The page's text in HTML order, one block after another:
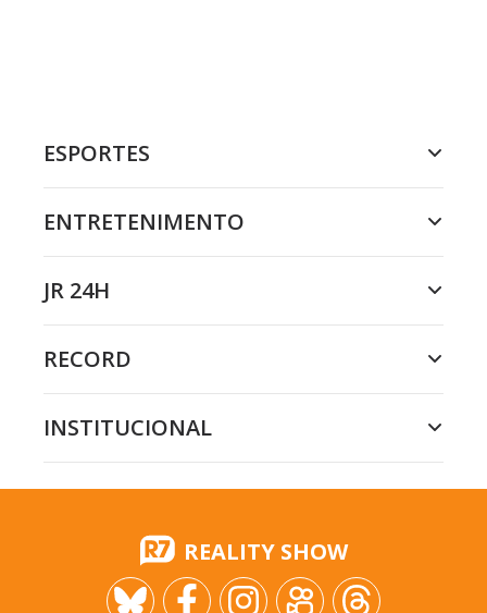
ESPORTES
ENTRETENIMENTO
JR 24H
RECORD
INSTITUCIONAL
REALITY SHOW